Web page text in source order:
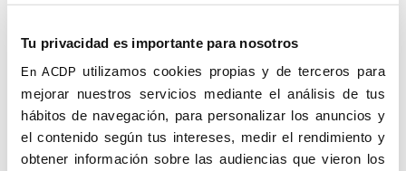
Tu privacidad es importante para nosotros
En ACDP utilizamos cookies propias y de terceros para
mejorar nuestros servicios mediante el análisis de tus
hábitos de navegación, para personalizar los anuncios y
el contenido según tus intereses, medir el rendimiento y
obtener información sobre las audiencias que vieron los
«Tienen la llave del corazón humano»
La Universidad Abat Oliba CEU acogerá entre el 17 y
el 19 de octubre el 4º Congreso Internacional «Fe,
Arte y Mito»